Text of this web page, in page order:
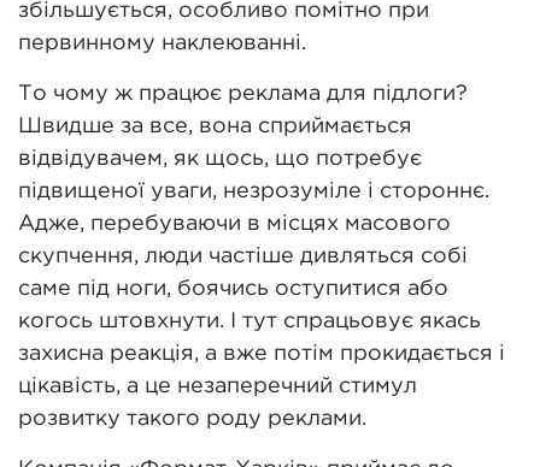
збільшується, особливо помітно при
первинному наклеюванні.
То чому ж працює реклама для підлоги?
Швидше за все, вона сприймається
відвідувачем, як щось, що потребує
підвищеної уваги, незрозуміле і стороннє.
Адже, перебуваючи в місцях масового
скупчення, люди частіше дивляться собі
саме під ноги, боячись оступитися або
когось штовхнути. І тут спрацьовує якась
захисна реакція, а вже потім прокидається і
цікавість, а це незаперечний стимул
розвитку такого роду реклами.